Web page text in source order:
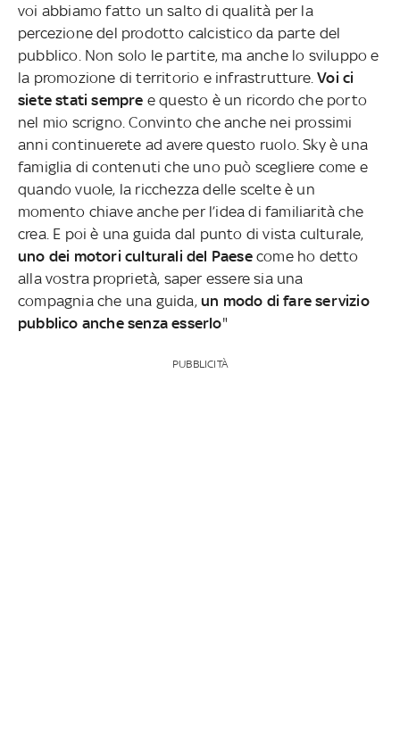
voi abbiamo fatto un salto di qualità per la
percezione del prodotto calcistico da parte del
pubblico. Non solo le partite, ma anche lo sviluppo e
la promozione di territorio e infrastrutture.Voi ci
siete stati sempre e questo è un ricordo che porto
nel mio scrigno. Convinto che anche nei prossimi
anni continuerete ad avere questo ruolo. Sky è una
famiglia di contenuti che uno può scegliere come e
quando vuole, la ricchezza delle scelte è un
momento chiave anche per l’idea di familiarità che
crea. E poi è una guida dal punto di vista culturale,
uno dei motori culturali del Paesecome ho detto
alla vostra proprietà, saper essere sia una
compagnia che una guida, un modo di fare servizio
pubblico anche senza esserlo"
PUBBLICITÀ